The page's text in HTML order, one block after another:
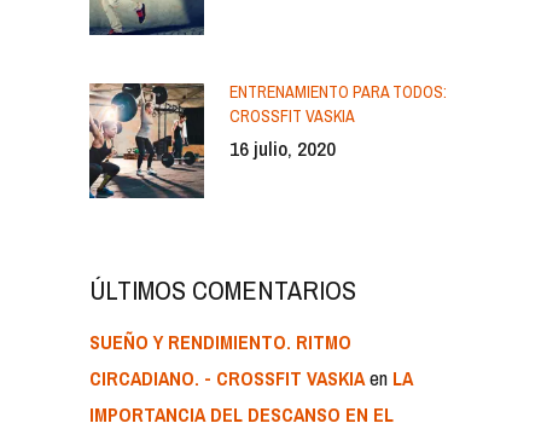
ENTRENAMIENTO PARA TODOS:
CROSSFIT VASKIA
16 julio, 2020
ÚLTIMOS COMENTARIOS
SUEÑO Y RENDIMIENTO. RITMO
CIRCADIANO. - CROSSFIT VASKIAen LA
IMPORTANCIA DEL DESCANSO EN EL